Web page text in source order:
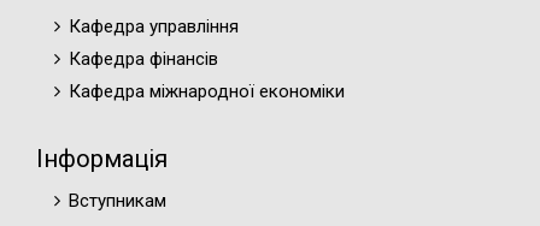
Кафедра управління
Кафедра фінансів
Кафедра міжнародної економіки
Інформація
Вступникам